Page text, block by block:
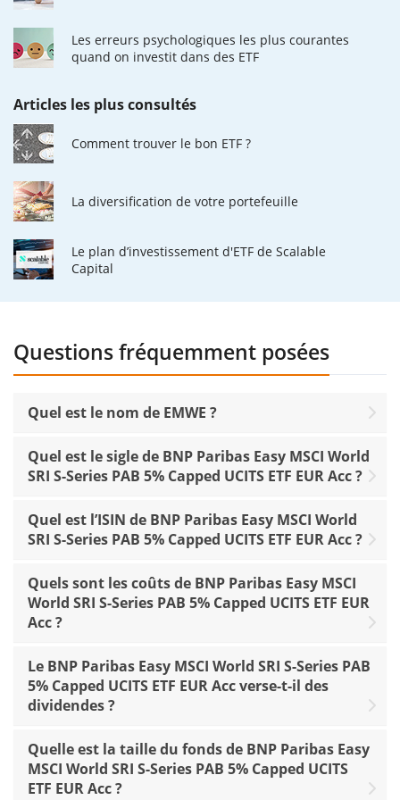
Les erreurs psychologiques les plus courantes
quand on investit dans des ETF
Articles les plus consultés
Comment trouver le bon ETF ?
La diversification de votre portefeuille
Le plan d’investissement d'ETF de Scalable
Capital
Questions fréquemment posées
Quel est le nom de EMWE ?
Quel est le sigle de BNP Paribas Easy MSCI World
SRI S-Series PAB 5% Capped UCITS ETF EUR Acc ?
Quel est l’ISIN de BNP Paribas Easy MSCI World
SRI S-Series PAB 5% Capped UCITS ETF EUR Acc ?
Quels sont les coûts de BNP Paribas Easy MSCI
World SRI S-Series PAB 5% Capped UCITS ETF EUR
Acc ?
Le BNP Paribas Easy MSCI World SRI S-Series PAB
5% Capped UCITS ETF EUR Acc verse-t-il des
dividendes ?
Quelle est la taille du fonds de BNP Paribas Easy
MSCI World SRI S-Series PAB 5% Capped UCITS
ETF EUR Acc ?